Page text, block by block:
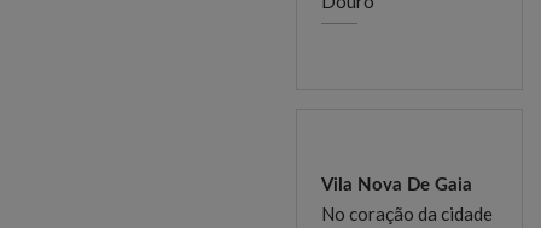
Vila Nova De Gaia
No coração da cidade